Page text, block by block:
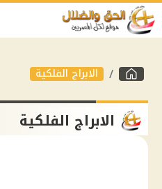
الابراج الفلكية
الابراج الفلكية